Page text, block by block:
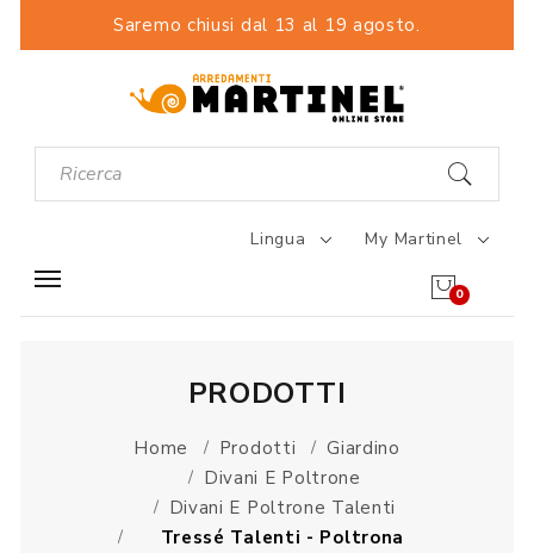
Saremo chiusi dal 13 al 19 agosto.
Lingua My Martinel
0
PRODOTTI
Home Prodotti
Giardino
Divani E Poltrone
Divani E Poltrone Talenti
Tressé Talenti - Poltrona